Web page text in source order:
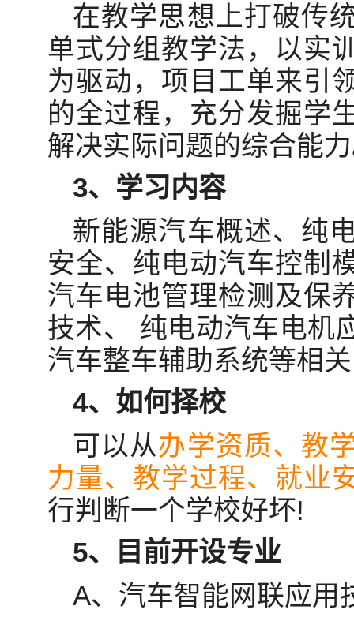
在教学思想上打破传
单式分组教学法，以实
为驱动，项目工单来引
的全过程，充分发掘学
解决实际问题的综合能
3、学习内容
新能源汽车概述、纯
安全、纯电动汽车控制
汽车电池管理检测及保
技术、 纯电动汽车电机
汽车整车辅助系统等相
4、如何择校
可以从办学资质、教
力量、教学过程、就业
行判断一个学校好坏!
5、目前开设专业
A、汽车智能网联应用